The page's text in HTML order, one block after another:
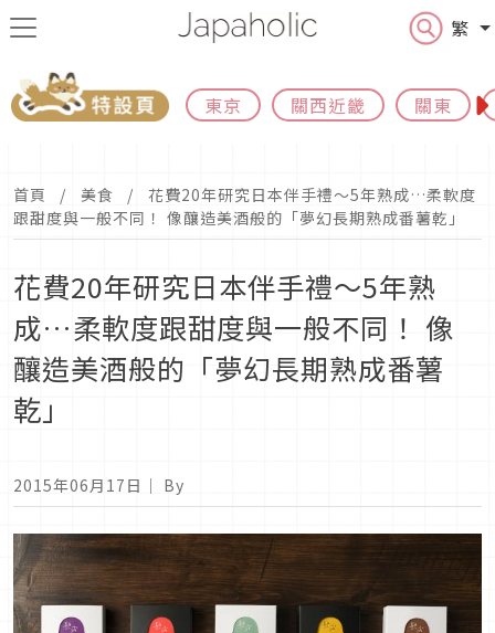
繁
東京 關西近畿 關東
首頁 美食
花費20年研究日本伴手禮～5年熟成…柔軟度
跟甜度與一般不同！ 像釀造美酒般的「夢幻長期熟成番薯乾」
花費20年研究日本伴手禮～5年熟
成…柔軟度跟甜度與一般不同！ 像
釀造美酒般的「夢幻長期熟成番薯
乾」
2015年06月17日 ｜ By